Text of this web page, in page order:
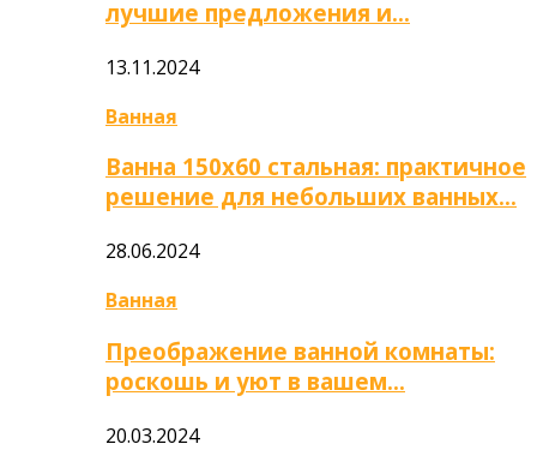
лучшие предложения и…
13.11.2024
Ванная
Ванна 150х60 стальная: практичное
решение для небольших ванных…
28.06.2024
Ванная
Преображение ванной комнаты:
роскошь и уют в вашем…
20.03.2024